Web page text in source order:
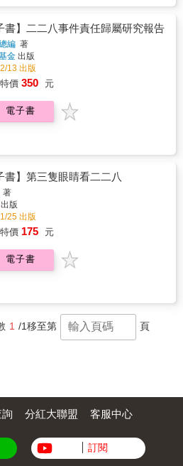
去數十年裡，像陳逸松這
知曉，更不用說是理解。《陳逸松回憶
篇）：放膽兩岸波濤路》是第一部詳
後半生抉擇與行動的回憶錄，這樣一
實有助於我們深入理解戰後台海兩岸
陌生的面向。
建議則是，二二八事件具有創傷的性
透過見證和聆聽創傷，這個創傷的循
本書特色 一、首部以針對二
與紀念美展所呈現的藝術、文學作品
踐，爬梳當代台灣國族和文化認同與
批判現行普遍的「紀念」
境，提出應具有更深沉的文化意義與
以及理解二二八事件歷史化的脈絡與發
析學的「創傷理論」，並從女性主義
件中消失了的女性主體。
彰健先生，以多年來收集的珍貴歷史文
了歷史真相，於二二八事件六十週年
成本書。
書】二二八事件責任歸屬研究報告
編 著
金 出版
13 出版
特價 350 元
電子書
書】第三隻眼睛看二二八
著
出版
25 出版
特價 175 元
電子書
1 /1移至第 頁
分紅大聯盟 客服中心
訂閱